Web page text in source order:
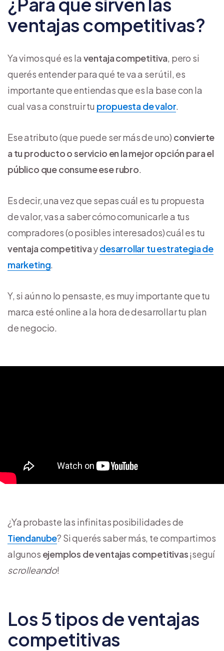
ventajas competitivas?
Ya vimos qué es la ventaja competitiva, pero si
querés entender para qué te va a ser útil, es
importante que entiendas que es la base con la
cual vas a construir tu propuesta de valor.
Ese atributo (que puede ser más de uno) convierte
a tu producto o servicio en la mejor opción para el
público que consume ese rubro.
Es decir, una vez que sepas cuál es tu propuesta
de valor, vas a saber cómo comunicarle a tus
compradores (o posibles interesados) cuál es tu
ventaja competitivaydesarrollar tu estrategia de
marketing.
Y, si aún no lo pensaste, es muy importante que tu
marca esté online a la hora de desarrollar tu plan
de negocio.
¿Ya probaste las infinitas posibilidades de
Tiendanube? Si querés saber más, te compartimos
algunos ejemplos de ventajas competitivas¡seguí
scrolleando!
Los 5 tipos de ventajas
competitivas